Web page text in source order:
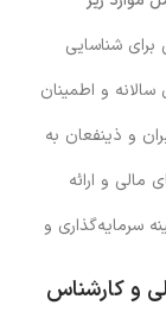
شناسایی
و اطمینان
و ذینفعان به
مالی و ارائه
سرمایه‌گذاری و
و کارشناس